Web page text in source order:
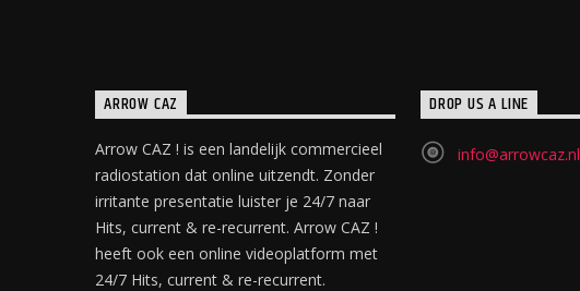
ARROW CAZ
Arrow CAZ ! is een landelijk commercieel
radiostation dat online uitzendt. Zonder
irritante presentatie luister je 24/7 naar
Hits, current & re-recurrent. Arrow CAZ !
heeft ook een online videoplatform met
24/7 Hits, current & re-recurrent.
DROP US A LINE
info@arrowcaz.nl